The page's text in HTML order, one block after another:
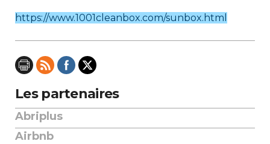
https://www.1001cleanbox.com/sunbox.html
Les partenaires
Abriplus
Airbnb